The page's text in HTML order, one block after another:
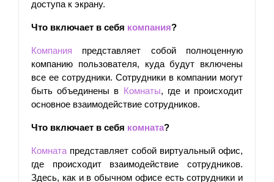
доступа к экрану.
Что включает в себя компания?
Компания представляет собой полноценную
компанию пользователя, куда будут включены
все ее сотрудники. Сотрудники в компании могут
быть объединены в
Комнаты, где и происходит
основное взаимодействие сотрудников.
Что включает в себя комната?
Комната
где происходит взаимодействие сотрудников.
Здесь, как и в обычном офисе есть сотрудники и